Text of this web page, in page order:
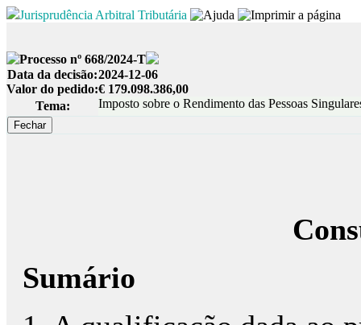
Jurisprudência Arbitral Tributária
Processo nº 668/2024-T
Data da decisão:2024-12-06
Valor do pedido:€ 179.098.386,00
Tema:
Imposto sobre o Rendimento das Pessoas
Sumário